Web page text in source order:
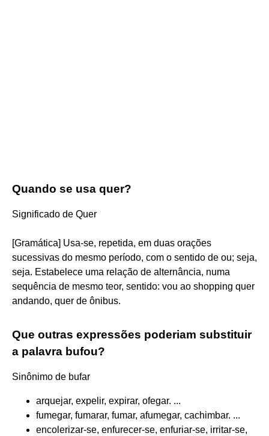
Quando se usa quer?
Significado de Quer
[Gramática] Usa-se, repetida, em duas orações
sucessivas do mesmo período, com o sentido de ou; seja,
seja. Estabelece uma relação de alternância, numa
sequência de mesmo teor, sentido: vou ao shopping quer
andando, quer de ônibus.
Que outras expressões poderiam substituir
a palavra bufou?
Sinônimo de bufar
arquejar, expelir, expirar, ofegar. ...
fumegar, fumarar, fumar, afumegar, cachimbar. ...
encolerizar-se, enfurecer-se, enfuriar-se, irritar-se,